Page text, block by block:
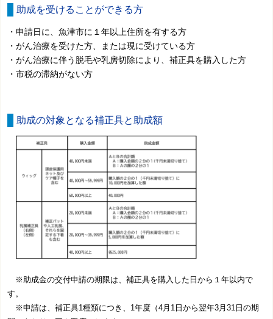
助成を受けることができる方
・申請日に、魚津市に１年以上住所を有する方
・がん治療を受けた方、または現に受けている方
・がん治療に伴う脱毛や乳房切除により、補正具を購入した方
・市税の滞納がない方
助成の対象となる補正具と助成額
※助成金の交付申請の期限は、補正具を購入した日から１年以内で
す。
※申請は、補正具1種類につき、1年度（4月1日から翌年3月31日の期